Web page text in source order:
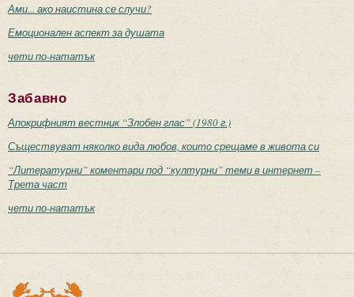
Ами... ако наистина се случи?
Емоционален аспект за душата
чети по-нататък
Забавно
Апокрифният вестник “Злобен глас” (1980 г.)
Съществуват няколко вида любов, които срещаме в живота си
“Литературни” коментари под “културни” теми в интернет –
Трета част
чети по-нататък